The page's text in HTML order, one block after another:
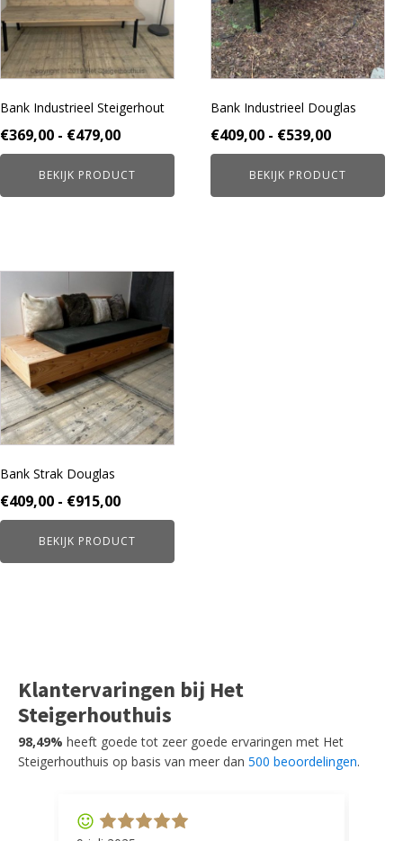
Bank Industrieel Steigerhout
€369,00 - €479,00Prijsklasse:
€369,00
tot
€479,00
BEKIJK PRODUCT
Deze
optie
kan
gekozen
op
de
productpagina
Bank Industrieel Douglas
€409,00 - €539,00
€409,00
tot
€539,00
BEKIJK PRODUCT
Deze
optie
kan
gekozen
op
de
productpagina
Bank Strak Douglas
€409,00 - €915,00Prijsklasse:
€409,00
tot
€915,00
BEKIJK PRODUCT
product
heeft
meerdere
variaties.
Deze
optie
kan
gekozen
op
de
productpagina
Klantervaringen bij Het
Steigerhouthuis
98,49% heeft goede tot zeer goede ervaringen met Het
Steigerhouthuis op basis van meer dan 500 beoordelingen.